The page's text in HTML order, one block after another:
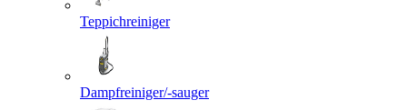
Teppichreiniger
Dampfreiniger/-sauger